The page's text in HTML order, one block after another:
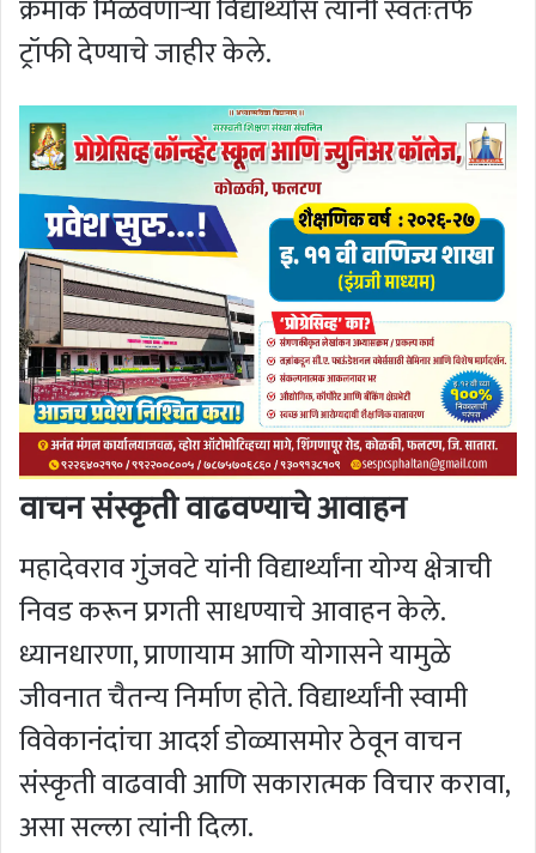
क्रमांक मिळवणाऱ्या विद्यार्थ्यास त्यांनी स्वतःतर्फे
ट्रॉफी देण्याचे जाहीर केले.
वाचन संस्कृती वाढवण्याचे आवाहन
महादेवराव गुंजवटे यांनी विद्यार्थ्यांना योग्य क्षेत्राची
निवड करून प्रगती साधण्याचे आवाहन केले.
ध्यानधारणा, प्राणायाम आणि योगासने यामुळे
जीवनात चैतन्य निर्माण होते. विद्यार्थ्यांनी स्वामी
विवेकानंदांचा आदर्श डोळ्यासमोर ठेवून वाचन
संस्कृती वाढवावी आणि सकारात्मक विचार करावा,
असा सल्ला त्यांनी दिला.